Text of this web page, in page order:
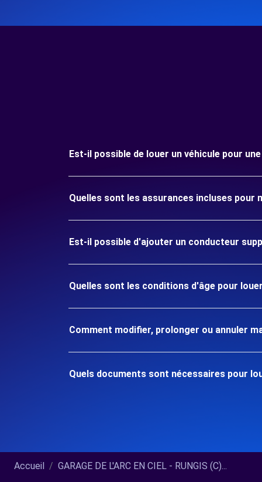
Est-il possible de louer un véhicule pour une
Quelles sont les assurances incluses pour
Est-il possible d'ajouter un conducteur
Quelles sont les conditions d'âge pour
Comment modifier, prolonger ou annuler
Quels documents sont nécessaires pour
Accueil GARAGE DE L'ARC EN CIEL - RUNGIS (C)...